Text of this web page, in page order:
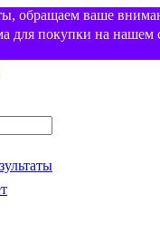
обращаем ваше
для покупки на нашем